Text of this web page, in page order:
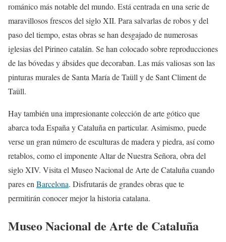
románico más notable del mundo. Está centrada en una serie de
maravillosos frescos del siglo XII. Para salvarlas de robos y del
paso del tiempo, estas obras se han desgajado de numerosas
iglesias del Pirineo catalán. Se han colocado sobre reproducciones
de las bóvedas y ábsides que decoraban. Las más valiosas son las
pinturas murales de Santa María de Taüll y de Sant Climent de
Taüll.
Hay también una impresionante colección de arte gótico que
abarca toda España y Cataluña en particular. Asimismo, puede
verse un gran número de esculturas de madera y piedra, así como
retablos, como el imponente Altar de Nuestra Señora, obra del
siglo XIV. Visita el Museo Nacional de Arte de Cataluña cuando
pares en Barcelona. Disfrutarás de grandes obras que te
permitirán conocer mejor la historia catalana.
Museo Nacional de Arte de Cataluña